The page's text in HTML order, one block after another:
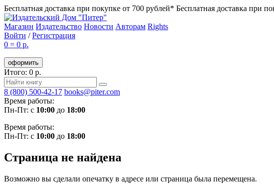
Бесплатная доставка при покупке от 700 рублей* Бесплатная доставка при
Магазин Издательство Новости Авторам Rights
Войти /Регистрация
0 = 0 р.
оформить
Итого: 0 р.
8 (800) 500-42-17 books@piter.com
Время работы:
Пн-Пт: с 10:00 до 18:00
Время работы:
Пн-Пт: с 10:00 до 18:00
Cтраница не найдена
Возможно вы сделали опечатку в адресе или страница была перемещена.